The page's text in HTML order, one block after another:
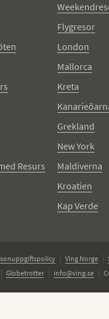
Resurs
Flygresor
London
Mallorca
Kreta
Grekland
New York
Maldiverna
Kroatien
Kap Verde
Ving Norge
Globetrotter info@ving.se